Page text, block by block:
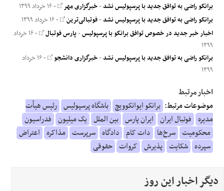
برانکو راضی به توافق جدید با پرسپولیس نشد-خبرگزاری مهر - ۱۶ خرداد ۱۳۹۹
برانکو راضی به توافق جدید با پرسپولیس نشد-فوتبالی‌ترین - ۱۶ خرداد ۱۳۹۹
اخبار خبر جدید در خصوص توافق برانکو با پرسپولیس-پارس فوتبال
- ۱۶ خرداد
۱۳۹۹
برانکو راضی به توافق جدید با پرسپولیس نشد-خبرگزاری دانشجو
- ۱۶ خرداد
۱۳۹۹
اخبار مرتبط
موضوعات مرتبط: برانکو ایوانکوویچ باشگاه پرسپولیس رئیس هیأت
مدیره فوتبال ایران ایران پارس بین الملل یک میلیون فدراسیون
محکومیت سرخ‌ها دات کام دادگاه سرپرست مذاکره اعتراض
سپرده شکایت پذیرش کروات حقوقی
دیگر اخبار این روز